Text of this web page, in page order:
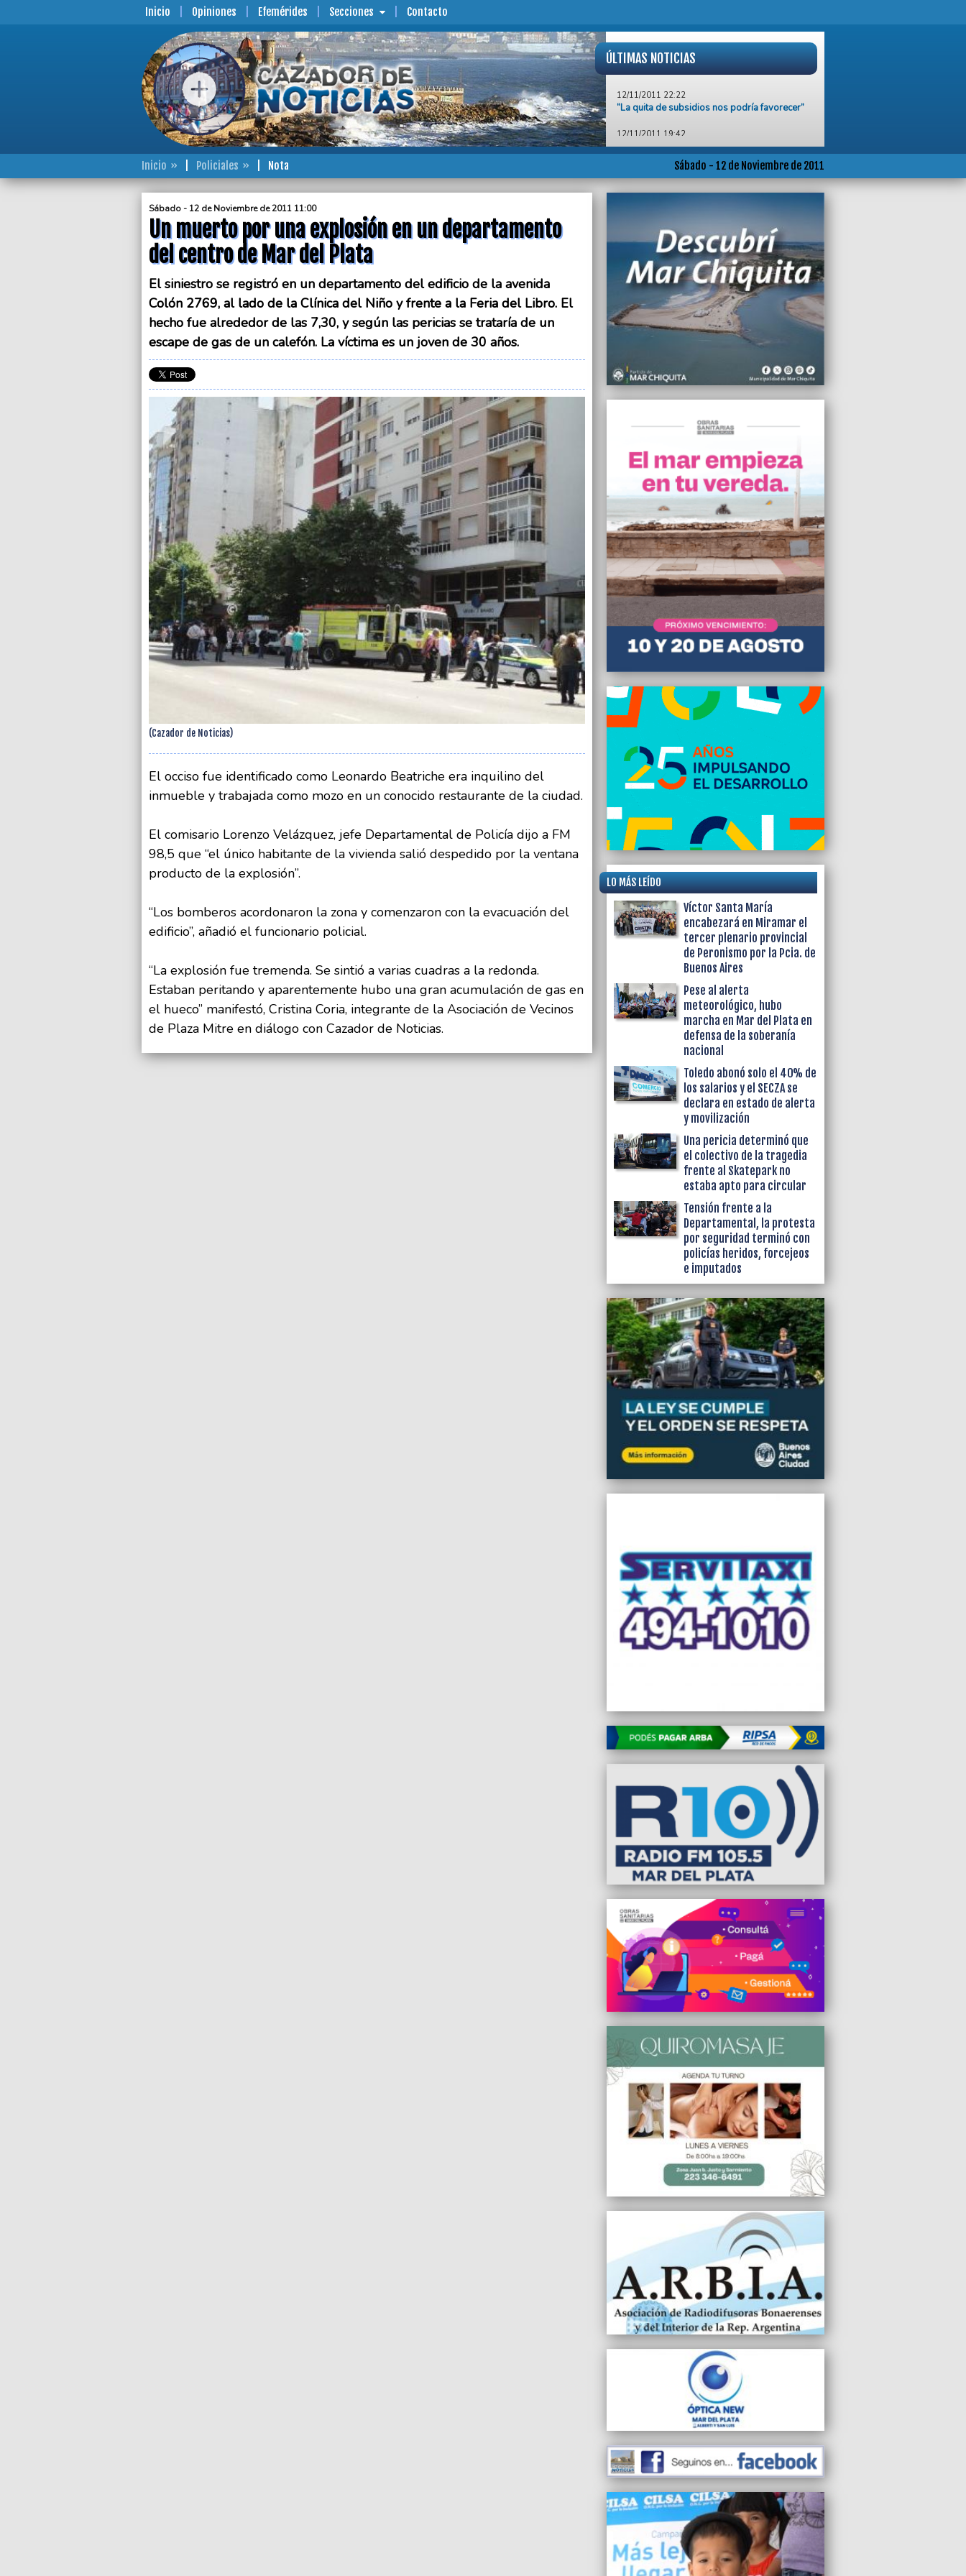
Inicio Opiniones Efemérides Secciones Contacto
ÚLTIMAS NOTICIAS
“La quita de subsidios nos podría favorecer”
Aldosivi cayó sin atenuantes en el “Gigante”
de Arroyito
12/11/2011 18:30
Berlusconi se fue entre insultos y festejos de
sus opositores
Arancedo consideró “muy útil” la reunión con
12/11/2011 12:59
"Es un engaño pretender comparar el valor del
boleto con otras ciudades", afirmó Marcelo
Fernández
departamento del centro de Mar del Plata
12/11/2011 01:07
De Vido, Abal Medina y Mariotto destacaron la
Se correrá una fecha de Turismo Carretera en
Mar del Plata
11/11/2011 20:27
Espectacular choque de Agustín Canapino en
Balcarce
11/11/2011 16:45
Argentina posee una de las siete maravillas
naturales del mundo
Sábado - 12 de Noviembre de 2011
Inicio Policiales Nota
Sábado - 12 de Noviembre de 2011 11:00
Un muerto por una explosión en un departamento
del centro de Mar del Plata
El siniestro se registró en un departamento del edificio de la avenida
Colón 2769, al lado de la Clínica del Niño y frente a la Feria del Libro. El
hecho fue alrededor de las 7,30, y según las pericias se trataría de un
escape de gas de un calefón. La víctima es un joven de 30 años.
(Cazador de Noticias)
El occiso fue identificado como Leonardo Beatriche era inquilino del
inmueble y trabajada como mozo en un conocido restaurante de la ciudad.
El comisario Lorenzo Velázquez, jefe Departamental de Policía dijo a FM
98,5 que “el único habitante de la vivienda salió despedido por la ventana
producto de la explosión”.
“Los bomberos acordonaron la zona y comenzaron con la evacuación del
edificio”, añadió el funcionario policial.
“La explosión fue tremenda. Se sintió a varias cuadras a la redonda.
Estaban peritando y aparentemente hubo una gran acumulación de gas en
el hueco” manifestó, Cristina Coria, integrante de la Asociación de Vecinos
de Plaza Mitre en diálogo con Cazador de Noticias.
LO MÁS LEÍDO
Víctor Santa María
encabezará en Miramar el
tercer plenario provincial
de Peronismo por la Pcia. de
Buenos Aires
Pese al alerta
meteorológico, hubo
marcha en Mar del Plata en
defensa de la soberanía
nacional
Toledo abonó solo el 40% de
los salarios y el SECZA se
declara en estado de alerta
y movilización
Una pericia determinó que
el colectivo de la tragedia
frente al Skatepark no
estaba apto para circular
Tensión frente a la
Departamental, la protesta
por seguridad terminó con
policías heridos, forcejeos
e imputados